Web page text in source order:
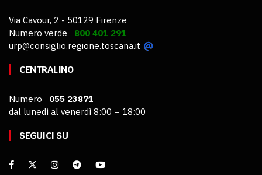
Via Cavour, 2 - 50129 Firenze
Numero verde 800 401 291
urp@consiglio.regione.toscana.it
CENTRALINO
Numero 055 23871
dal lunedì al venerdì 8:00 – 18:00
SEGUICI SU